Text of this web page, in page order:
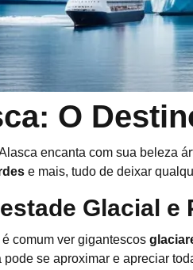
O
encanta com sua beleza
e mais, tudo de deixar
Glacial
é comum ver gigantescos
pode se aproximar e apreciar